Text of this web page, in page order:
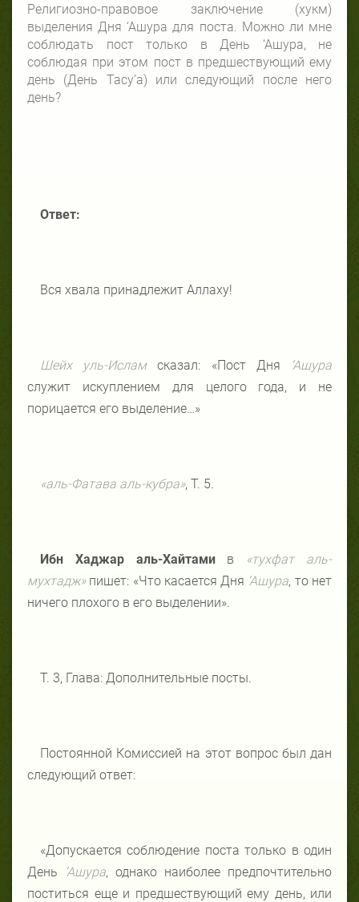
Религиозно-правовое заключение (хукм)
выделения Дня ‘Ашура для поста. Можно ли мне
соблюдать пост только в День ‘Ашура, не
соблюдая при этом пост в предшествующий ему
день (День Тасу’а) или следующий после него
день?
Ответ:
Вся хвала принадлежит Аллаху!
Шейх уль-Исламсказал: «Пост Дня
‘Ашура
служит искуплением для целого года, и не
порицается его выделение…»
«аль-Фатава аль-кубра», Т. 5.
Ибн Хаджар аль-Хайтамив «тухфат аль-
мухтадж»пишет: «Что касается Дня ‘Ашура, то нет
ничего плохого в его выделении».
Т. 3, Глава: Дополнительные посты.
Постоянной Комиссией на этот вопрос был дан
следующий ответ:
«Допускается соблюдение поста только в один
День
‘Ашура, однако наиболее предпочтительно
поститься еще и предшествующий ему день, или